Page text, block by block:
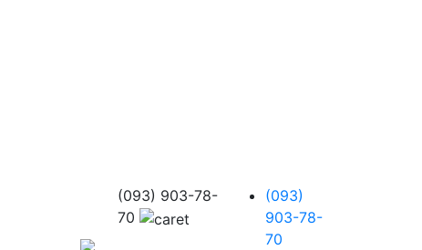
(093) 903-78-
70
(093)
903-78-
70